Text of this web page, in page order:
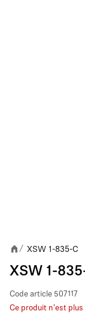
/ XSW 1-835-C
XSW 1-
Code article 507117
Ce produit n'est